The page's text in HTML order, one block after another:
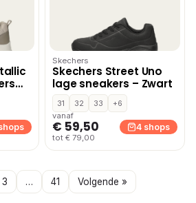
Skechers
Skechers Street Uno
lage sneakers – Zwart
31 32 33
+6
vanaf
€ 59,50
tot € 79,00
4 shops
3 … 41 Volgende »